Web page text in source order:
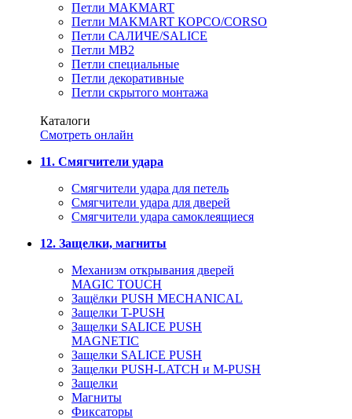
Петли MAKMART
Петли MAKMART КОРСО/CORSO
Петли САЛИЧЕ/SALICE
Петли MB2
Петли специальные
Петли декоративные
Петли скрытого монтажа
Каталоги
Смотреть онлайн
11. Смягчители удара
Смягчители удара для петель
Смягчители удара для дверей
Cмягчители удара самоклеящиеся
12. Защелки, магниты
Механизм открывания дверей
MAGIC TOUCH
Защёлки PUSH MECHANICAL
Защелки T-PUSH
Защелки SALICE PUSH
MAGNETIC
Защелки SALICE PUSH
Защелки PUSH-LATCH и M-PUSH
Защелки
Магниты
Фиксаторы